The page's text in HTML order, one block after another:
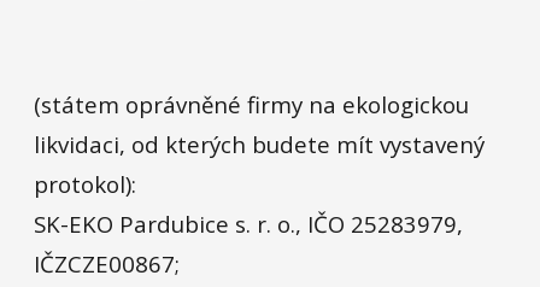
(státem oprávněné firmy na ekologickou
likvidaci, od kterých budete mít vystavený
protokol):
SK-EKO Pardubice s. r. o., IČO 25283979,
IČZCZE00867;